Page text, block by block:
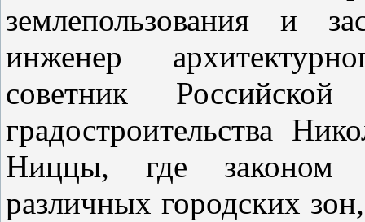
землепользования и
инженер
советник
градостроительства
Ниццы, где законом
различных городских